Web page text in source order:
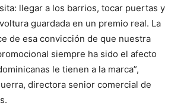
llegar a los barrios, tocar puertas y
guardada en un premio real. La
de esa convicción de que nuestra
siempre ha sido el afecto
le tienen a la marca”,
directora senior comercial de